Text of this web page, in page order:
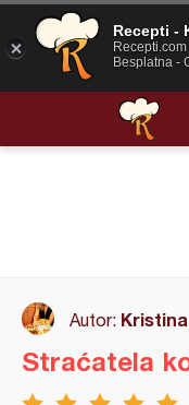
Autor:
Straćatela
Recepti -
Recepti.com
Besplatna -